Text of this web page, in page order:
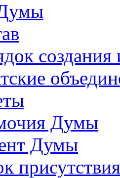
создания
Думы
Думы